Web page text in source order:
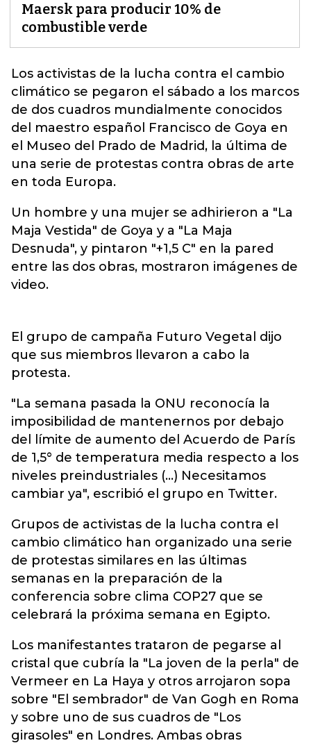
Maersk para producir 10% de
combustible verde
Los activistas de la lucha contra el cambio
climático se pegaron el sábado a los marcos
de dos cuadros mundialmente conocidos
del maestro español Francisco de Goya en
el Museo del Prado de Madrid, la última de
una serie de protestas contra obras de arte
en toda Europa.
Un hombre y una mujer se adhirieron a "La
Maja Vestida" de Goya y a "La Maja
Desnuda", y pintaron "+1,5 C" en la pared
entre las dos obras, mostraron imágenes de
video.
El grupo de campaña Futuro Vegetal dijo
que sus miembros llevaron a cabo la
protesta.
"La semana pasada la ONU reconocía la
imposibilidad de mantenernos por debajo
del límite de aumento del Acuerdo de París
de 1,5° de temperatura media respecto a los
niveles preindustriales (...) Necesitamos
cambiar ya", escribió el grupo en Twitter.
Grupos de activistas de la lucha contra el
cambio climático han organizado una serie
de protestas similares en las últimas
semanas en la preparación de la
conferencia sobre clima COP27 que se
celebrará la próxima semana en Egipto.
Los manifestantes trataron de pegarse al
cristal que cubría la "La joven de la perla" de
Vermeer en La Haya y otros arrojaron sopa
sobre "El sembrador" de Van Gogh en Roma
y sobre uno de sus cuadros de "Los
girasoles" en Londres. Ambas obras